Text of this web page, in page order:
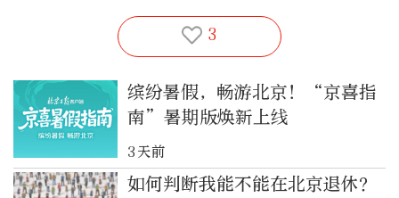
3
缤纷暑假，畅游北京！“京喜指
南”暑期版焕新上线
3天前
如何判断我能不能在北京退休？